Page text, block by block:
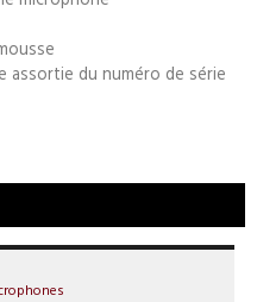
assortie du numéro de série